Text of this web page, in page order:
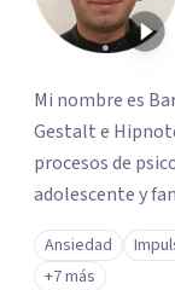
Mi nombre es
Gestalt e
procesos de
adolescente y
Ansiedad
+7 más